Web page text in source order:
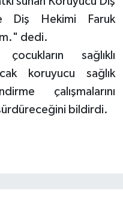
Diş Hekimi Faruk
dedi.
sağlıklı
koruyucu sağlık
çalışmalarını
bildirdi.